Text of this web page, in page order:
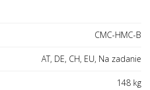
CMC-HMC-B
AT, DE, CH, EU, Na zadanie
148 kg